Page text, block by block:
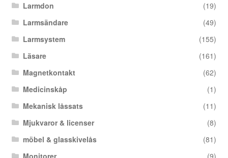
Larmdon
(19)
Larmsändare
(49)
Larmsystem
(155)
Läsare
(161)
Magnetkontakt
(62)
Medicinskåp
(1)
Mekanisk låssats
(11)
Mjukvaror & licenser
(8)
möbel & glasskivelås
(81)